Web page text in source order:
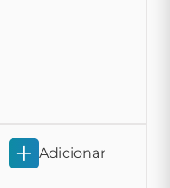
Adicionar